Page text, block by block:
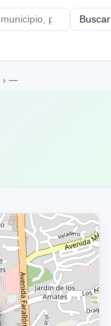
Buscar
› —